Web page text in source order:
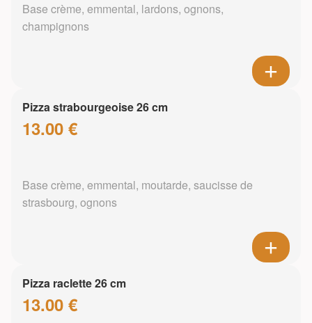
Base crème, emmental, lardons, ognons,
champignons
Pizza strabourgeoise 26 cm
13.00 €
Base crème, emmental, moutarde, saucisse de
strasbourg, ognons
Pizza raclette 26 cm
13.00 €